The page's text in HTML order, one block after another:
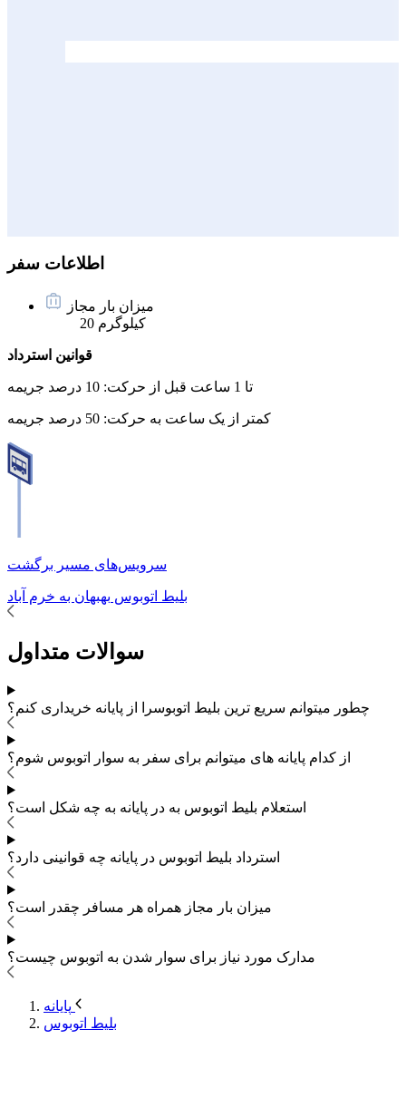
اطلاعات سفر
میزان بار مجاز
20 کیلوگرم
قوانین استرداد
تا 1 ساعت قبل از حرکت: 10 درصد جریمه
کمتر از یک ساعت به حرکت: 50 درصد جریمه
سرویس‌های مسیر برگشت
بلیط اتوبوس بهبهان به خرم آباد
سوالات متداول
چطور میتوانم سریع ترین بلیط اتوبوسرا از پایانه خریداری کنم؟
از کدام پایانه های میتوانم برای سفر به سوار اتوبوس شوم؟
استعلام بلیط اتوبوس به در پایانه به چه شکل است؟
استرداد بلیط اتوبوس در پایانه چه قوانینی دارد؟
میزان بار مجاز همراه هر مسافر چقدر است؟
مدارک مورد نیاز برای سوار شدن به اتوبوس چیست؟
بلیط اتوبوس